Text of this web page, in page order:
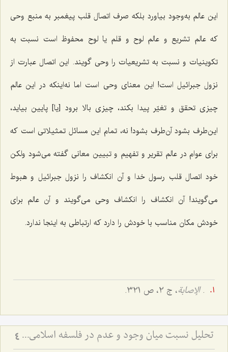
این عالم به‌وجود بیاورد بلکه صرف اتصال قلب پیغمبر به منبع وحی
که عالم تشریع و عالم لوح و قلم یا لوح محفوظ است نسبت به
تکوینیات و نسبت به تشریعیات را وحی گویند. این اتصال عبارت از
نزول جبرائیل است! این معنای وحی است اما نه‌اینکه در این عالم
چیزی تحقق و تغیّر پیدا بکند، چیزی بالا برود [یا] پایین بیاید،
این‌طرف بشود آن‌طرف بشود! نه، تمام این مسائل تمثیلاتی است که
برای عوام در عالم تقریر و تفهیم و تبیین معانی گفته می‌شود ولکن
خود اتصال قلب رسول خدا و آن انکشاف را نزول جبرائیل و هبوط
می‌گویند! آن انکشاف را انکشاف وحی می‌گویند و آن عالم برای
خودش مکان مناسب با خودش را دارد که ارتباطی به اینجا ندارد.
.الإصابة، ج 2، ص 321.
تحلیل نسبت میان وجود و عدم در فلسفه اسلامی - بررسی امتناع اتصاف واجب الوجود به انحاء عدم 4